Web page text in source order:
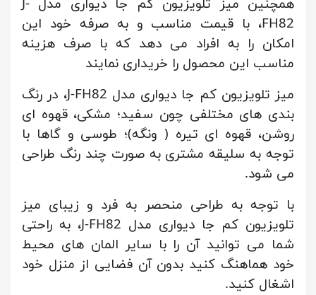
همچنین میز تلویزیون کم جا دیواری مدل J-
FH82، با قیمت مناسب و به صرفه خود این
امکان را به افراد می دهد که با صرف هزینه
مناسب این محصول را خریداری نمایند
میز تلویزیون کم جا دیواری مدل J-FH82، در رنگ
بندی های مختلفی چون سفید؛ مشکی، قهوه ای
روشن، قهوه ای تیره ( ونگه)؛ طوسی و گاها با
توجه به سلیقه مشتری به صورت چند رنگ طراحی
می شود.
با توجه به طراحی منحصر به فرد و زیبای میز
تلویزیون کم جا دیواری مدل J-FH82، به راحتی
شما می توانید آن را با سایر المان های محیط
خود هماهنگ کنید بدون آن فضایی از منزل خود
اشغال کنید.